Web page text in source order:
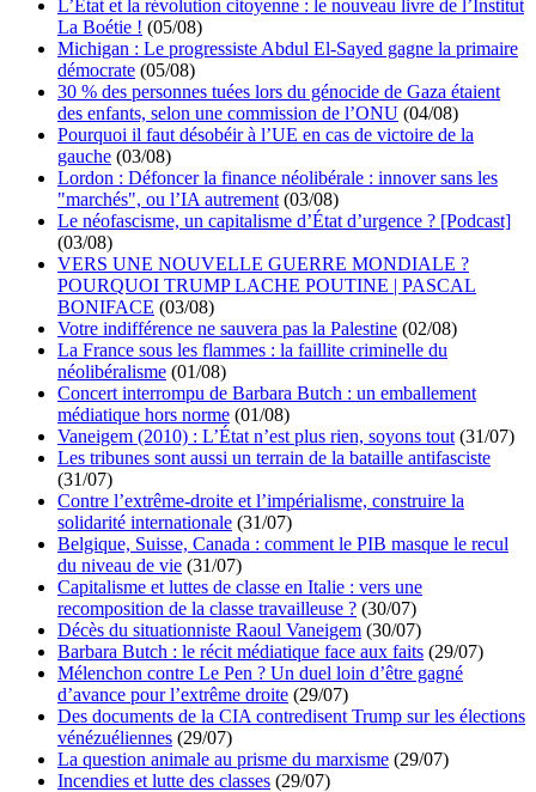
L’État et la révolution citoyenne : le nouveau livre de l’Institut
La Boétie ! (05/08)
Michigan : Le progressiste Abdul El-Sayed gagne la primaire
démocrate (05/08)
30 % des personnes tuées lors du génocide de Gaza étaient
des enfants, selon une commission de l’ONU (04/08)
Pourquoi il faut désobéir à l’UE en cas de victoire de la
gauche (03/08)
Lordon : Défoncer la finance néolibérale : innover sans les
"marchés", ou l’IA autrement (03/08)
Le néofascisme, un capitalisme d’État d’urgence ? [Podcast]
(03/08)
VERS UNE NOUVELLE GUERRE MONDIALE ?
POURQUOI TRUMP LACHE POUTINE | PASCAL
BONIFACE (03/08)
Votre indifférence ne sauvera pas la Palestine (02/08)
La France sous les flammes : la faillite criminelle du
néolibéralisme (01/08)
Concert interrompu de Barbara Butch : un emballement
médiatique hors norme (01/08)
Vaneigem (2010) : L’État n’est plus rien, soyons tout (31/07)
Les tribunes sont aussi un terrain de la bataille antifasciste
(31/07)
Contre l’extrême-droite et l’impérialisme, construire la
solidarité internationale (31/07)
Belgique, Suisse, Canada : comment le PIB masque le recul
du niveau de vie (31/07)
Capitalisme et luttes de classe en Italie : vers une
recomposition de la classe travailleuse ? (30/07)
Décès du situationniste Raoul Vaneigem (30/07)
Barbara Butch : le récit médiatique face aux faits (29/07)
Mélenchon contre Le Pen ? Un duel loin d’être gagné
d’avance pour l’extrême droite (29/07)
Des documents de la CIA contredisent Trump sur les élections
vénézuéliennes (29/07)
La question animale au prisme du marxisme (29/07)
Incendies et lutte des classes (29/07)